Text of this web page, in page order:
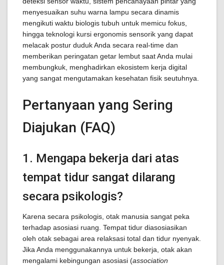
menyesuaikan suhu warna lampu secara dinamis
mengikuti waktu biologis tubuh untuk memicu fokus,
hingga teknologi kursi ergonomis sensorik yang dapat
melacak postur duduk Anda secara real-time dan
memberikan peringatan getar lembut saat Anda mulai
membungkuk, menghadirkan ekosistem kerja digital
yang sangat mengutamakan kesehatan fisik seutuhnya.
Pertanyaan yang Sering
Diajukan (FAQ)
1. Mengapa bekerja dari atas
tempat tidur sangat dilarang
secara psikologis?
Karena secara psikologis, otak manusia sangat peka
terhadap asosiasi ruang. Tempat tidur diasosiasikan
oleh otak sebagai area relaksasi total dan tidur nyenyak.
Jika Anda menggunakannya untuk bekerja, otak akan
mengalami kebingungan asosiasi (association